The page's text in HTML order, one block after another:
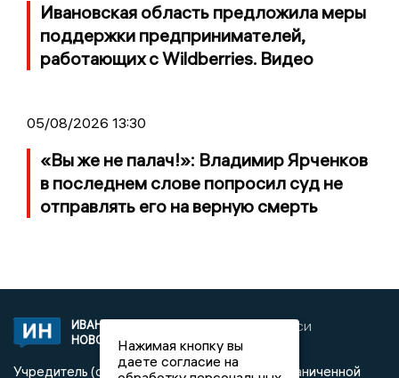
Ивановская область предложила меры
поддержки предпринимателей,
работающих с Wildberries. Видео
05/08/2026 13:30
«Вы же не палач!»: Владимир Ярченков
в последнем слове попросил суд не
отправлять его на верную смерть
ИВАНОВСКИЕ
НОВОСТИ
2020 © NEWSIVANOVO.RU | СИ
«Ивановские новости»
Учредитель (соучредители): Общество с ограниченной
Нажимая кнопку вы
даете согласие на